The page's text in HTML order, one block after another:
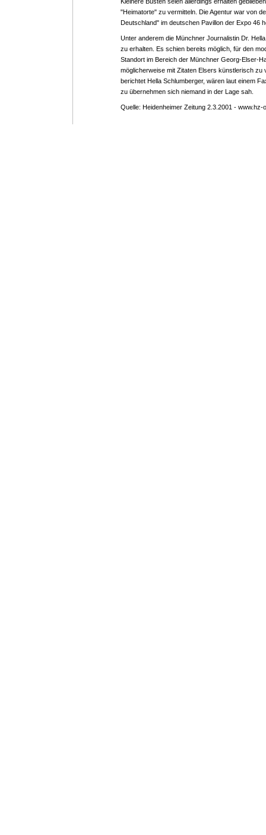
"Heimatorte" zu vermitteln. Die Agentur war von
Deutschland" im deutschen Pavillon der Expo 46
Unter anderem die Münchner Journalistin Dr.
zu erhalten. Es schien bereits möglich, für den
Standort im Bereich der Münchner Georg-Elser-
möglicherweise mit Zitaten Elsers künstlerisch
berichtet Hella Schlumberger, wären laut einem
zu übernehmen sich niemand in der Lage sah.
Quelle: Heidenheimer Zeitung 2.3.2001 - www.hz-